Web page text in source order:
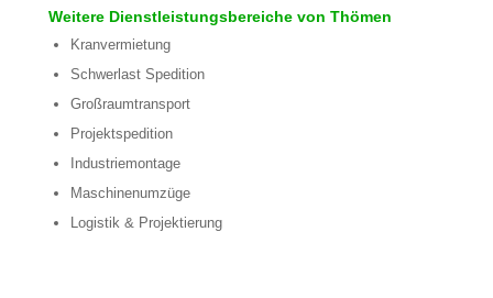
Weitere Dienstleistungsbereiche von Thömen
Kranvermietung
Schwerlast Spedition
Großraumtransport
Projektspedition
Industriemontage
Maschinenumzüge
Logistik & Projektierung